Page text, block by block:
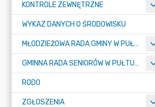
KONTROLE ZEWNĘTRZNE
WYKAZ DANYCH O ŚRODOWISKU
MŁODZIEŻOWA RADA GMINY W PUŁTUSKU
GMINNA RADA SENIORÓW W PUŁTUSKU
RODO
ZGŁOSZENIA